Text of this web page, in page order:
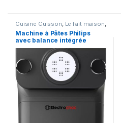
Cuisine Cuisson, Le fait maison,
Machine à pâtes
Machine à Pâtes Philips
avec balance intégrée
HR2382/16R